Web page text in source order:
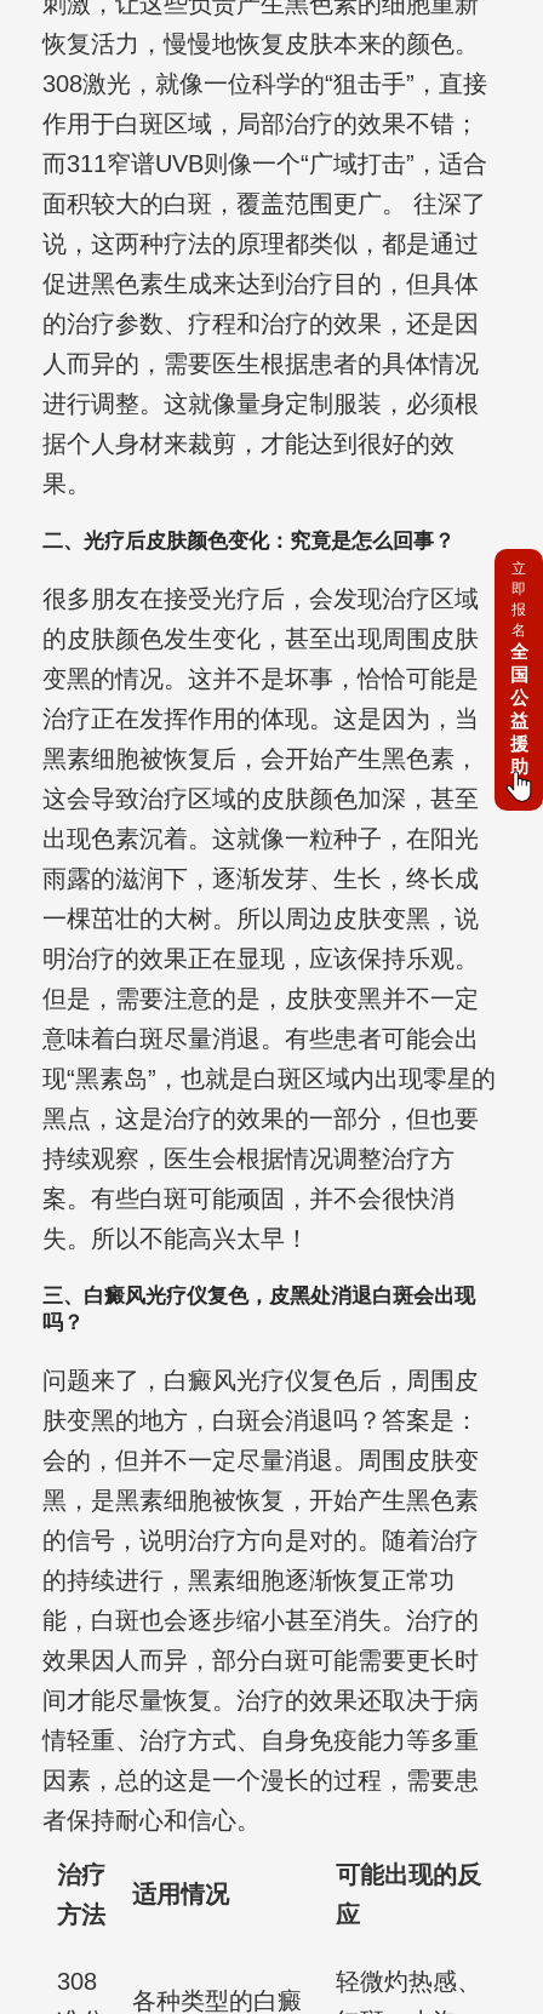
恢复活力，慢慢地恢复皮肤本来的颜色。
308激光，就像一位科学的“狙击手”，直接
作用于白斑区域，局部治疗的效果不错；
而311窄谱UVB则像一个“广域打击”，适合
面积较大的白斑，覆盖范围更广。 往深了
说，这两种疗法的原理都类似，都是通过
促进黑色素生成来达到治疗目的，但具体
的治疗参数、疗程和治疗的效果，还是因
人而异的，需要医生根据患者的具体情况
进行调整。这就像量身定制服装，必须根
据个人身材来裁剪，才能达到很好的效
果。
二、光疗后皮肤颜色变化：究竟是怎么回事？
很多朋友在接受光疗后，会发现治疗区域
的皮肤颜色发生变化，甚至出现周围皮肤
变黑的情况。这并不是坏事，恰恰可能是
治疗正在发挥作用的体现。这是因为，当
黑素细胞被恢复后，会开始产生黑色素，
这会导致治疗区域的皮肤颜色加深，甚至
出现色素沉着。这就像一粒种子，在阳光
雨露的滋润下，逐渐发芽、生长，终长成
一棵茁壮的大树。所以周边皮肤变黑，说
明治疗的效果正在显现，应该保持乐观。
但是，需要注意的是，皮肤变黑并不一定
意味着白斑尽量消退。有些患者可能会出
现“黑素岛”，也就是白斑区域内出现零星的
黑点，这是治疗的效果的一部分，但也要
持续观察，医生会根据情况调整治疗方
案。有些白斑可能顽固，并不会很快消
失。所以不能高兴太早！
三、白癜风光疗仪复色，皮黑处消退白斑会出现
吗？
问题来了，白癜风光疗仪复色后，周围皮
肤变黑的地方，白斑会消退吗？答案是：
会的，但并不一定尽量消退。周围皮肤变
黑，是黑素细胞被恢复，开始产生黑色素
的信号，说明治疗方向是对的。随着治疗
的持续进行，黑素细胞逐渐恢复正常功
能，白斑也会逐步缩小甚至消失。治疗的
效果因人而异，部分白斑可能需要更长时
间才能尽量恢复。治疗的效果还取决于病
情轻重、治疗方式、自身免疫能力等多重
因素，总的这是一个漫长的过程，需要患
者保持耐心和信心。
治疗
方法
适用情况
可能出现的反
应
308
各种类型的白癜
轻微灼热感、
立
即
报
名
全
国
公
益
援
助